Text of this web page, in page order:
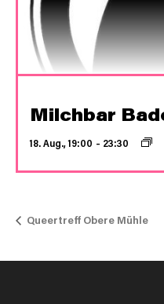
Milchbar
18. Aug., 19:00 – 23:30
Queertreff Obere Mühle